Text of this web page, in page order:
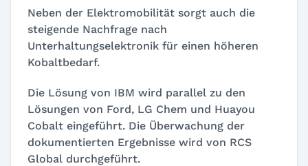
Neben der Elektromobilität sorgt auch die
steigende Nachfrage nach
Unterhaltungselektronik für einen höheren
Kobaltbedarf.
Die Lösung von IBM wird parallel zu den
Lösungen von Ford, LG Chem und Huayou
Cobalt eingeführt. Die Überwachung der
dokumentierten Ergebnisse wird von RCS
Global durchgeführt.